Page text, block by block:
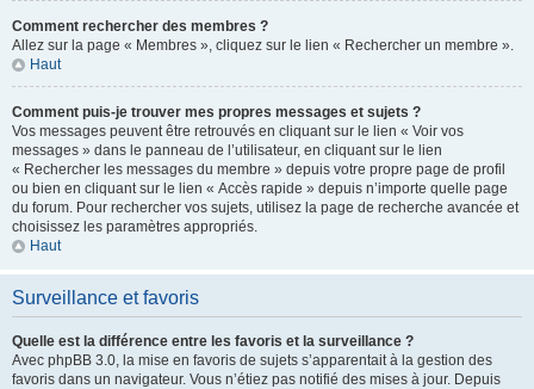
Comment rechercher des membres ?
Allez sur la page « Membres », cliquez sur le lien « Rechercher un membre ».
Haut
Comment puis-je trouver mes propres messages et sujets ?
Vos messages peuvent être retrouvés en cliquant sur le lien « Voir vos
messages » dans le panneau de l’utilisateur, en cliquant sur le lien
« Rechercher les messages du membre » depuis votre propre page de profil
ou bien en cliquant sur le lien « Accès rapide » depuis n’importe quelle page
du forum. Pour rechercher vos sujets, utilisez la page de recherche avancée et
choisissez les paramètres appropriés.
Haut
Surveillance et favoris
Quelle est la différence entre les favoris et la surveillance ?
Avec phpBB 3.0, la mise en favoris de sujets s’apparentait à la gestion des
favoris dans un navigateur. Vous n’étiez pas notifié des mises à jour. Depuis